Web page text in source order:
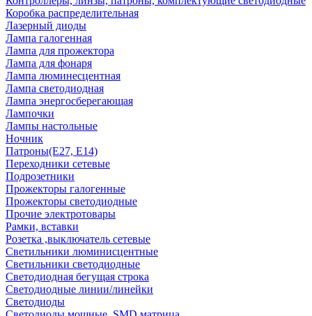
Коробка распределительная
Лазерный диоды
Лампа галогенная
Лампа для прожектора
Лампа для фонаря
Лампа люминесцентная
Лампа светодиодная
Лампа энергосберегающая
Лампочки
Лампы настольные
Ночник
Патроны(Е27, Е14)
Переходники сетевые
Подрозетники
Прожекторы галогенные
Прожекторы светодиодные
Прочие электротовары
Рамки, вставки
Розетка ,выключатель сетевые
Светильники люминисцентные
Светильники светодиодные
Светодиодная бегущая строка
Светодиодные линии/линейки
Светодиоды